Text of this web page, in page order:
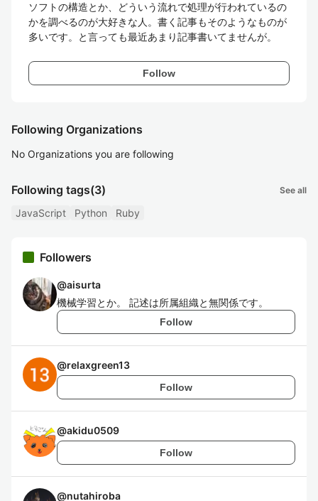
ソフトの構造とか、どういう流れで処理が行われているの
かを調べるのが大好きな人。書く記事もそのようなものが
多いです。と言っても最近あまり記事書いてませんが。
Follow
Following Organizations
No Organizations you are following
Following tags(3) See all
JavaScript Python Ruby
Followers
@aisurta
機械学習とか。 記述は所属組織と無関係です。
Follow
@relaxgreen13
Follow
@akidu0509
Follow
@nutahiroba